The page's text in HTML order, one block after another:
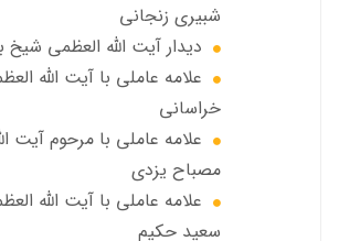
شبيري زنجاني
ديدار آيت الله العظمى
علامه عاملی با آيت الله
خراساني
علامه عاملی با مرحوم آيت
مصباح يزدي
علامه عاملي با آیت الله
سعید حکیم